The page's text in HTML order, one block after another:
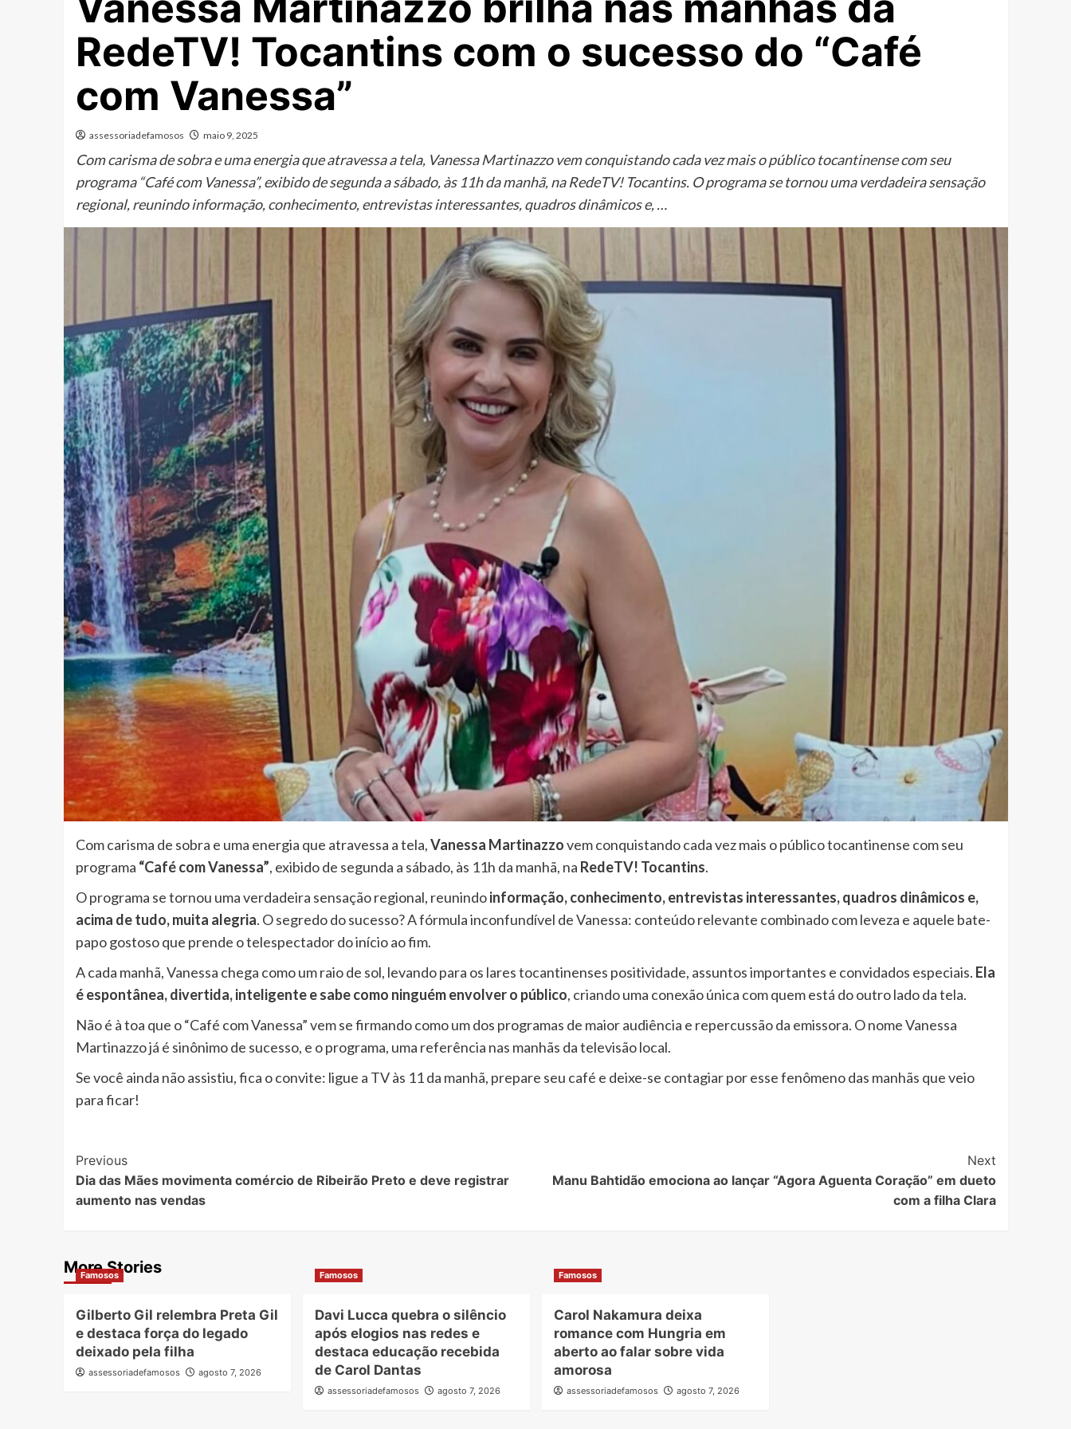
RedeTV! Tocantins com o sucesso do “Café
com Vanessa”
assessoriadefamosos maio 9, 2025
Com carisma de sobra e uma energia que atravessa a tela, Vanessa Martinazzo vem conquistando cada vez mais o público tocantinense com seu
programa “Café com Vanessa”, exibido de segunda a sábado, às 11h da manhã, na RedeTV! Tocantins. O programa se tornou uma verdadeira sensação
regional, reunindo informação, conhecimento, entrevistas interessantes, quadros dinâmicos e, …
Com carisma de sobra e uma energia que atravessa a tela,Vanessa Martinazzovem conquistando cada vez mais o público tocantinense com seu
programa “Café com Vanessa”, exibido de segunda a sábado, às 11h da manhã, na RedeTV! Tocantins.
O programa se tornou uma verdadeira sensação regional, reunindoinformação, conhecimento, entrevistas interessantes, quadros dinâmicos e,
acima de tudo, muita alegria. O segredo do sucesso? A fórmula inconfundível de Vanessa: conteúdo relevante combinado com leveza e aquele bate-
papo gostoso que prende o telespectador do início ao fim.
A cada manhã, Vanessa chega como um raio de sol, levando para os lares tocantinenses positividade, assuntos importantes e convidados especiais. Ela
é espontânea, divertida, inteligente e sabe como ninguém envolver o público, criando uma conexão única com quem está do outro lado da tela.
Não é à toa que o “Café com Vanessa” vem se firmando como um dos programas de maior audiência e repercussão da emissora. O nome Vanessa
Martinazzo já é sinônimo de sucesso, e o programa, uma referência nas manhãs da televisão local.
Se você ainda não assistiu, fica o convite: ligue a TV às 11 da manhã, prepare seu café e deixe-se contagiar por esse fenômeno das manhãs que veio
para ficar!
Post
Navigation
Previous
Dia das Mães movimenta comércio de Ribeirão Preto e deve registrar
aumento nas vendas
Next
Manu Bahtidão emociona ao lançar “Agora Aguenta Coração” em dueto
com a filha Clara
More Stories
Famosos
Gilberto Gil relembra Preta Gil
e destaca força do legado
deixado pela filha
assessoriadefamosos agosto 7, 2026
Famosos
Davi Lucca quebra o silêncio
após elogios nas redes e
destaca educação recebida
de Carol Dantas
assessoriadefamosos agosto 7, 2026
Famosos
Carol Nakamura deixa
romance com Hungria em
aberto ao falar sobre vida
amorosa
assessoriadefamosos agosto 7, 2026